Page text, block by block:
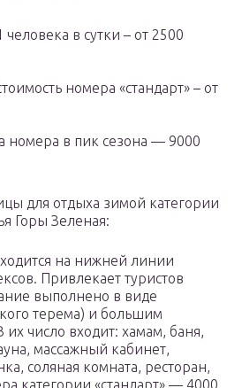
человека в сутки – от 2500
номера «стандарт» – от
номера в пик сезона — 9000
для отдыха зимой категории
Горы Зеленая:
на нижней линии
Привлекает туристов
выполнено в виде
терема) и большим
их число входит: хамам, баня,
массажный кабинет,
соляная комната, ресторан,
категории «стандарт» — 4000